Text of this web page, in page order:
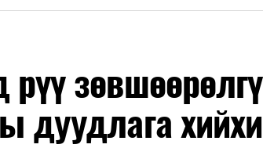
ны өдрүүдэд E-Mongolia системээр
дэмжлэгийн баг сургуулиуд дээр
нээс цахимаар эхэлнэ.
нөөс танхимаар үргэлжилнэ.
дуудлага